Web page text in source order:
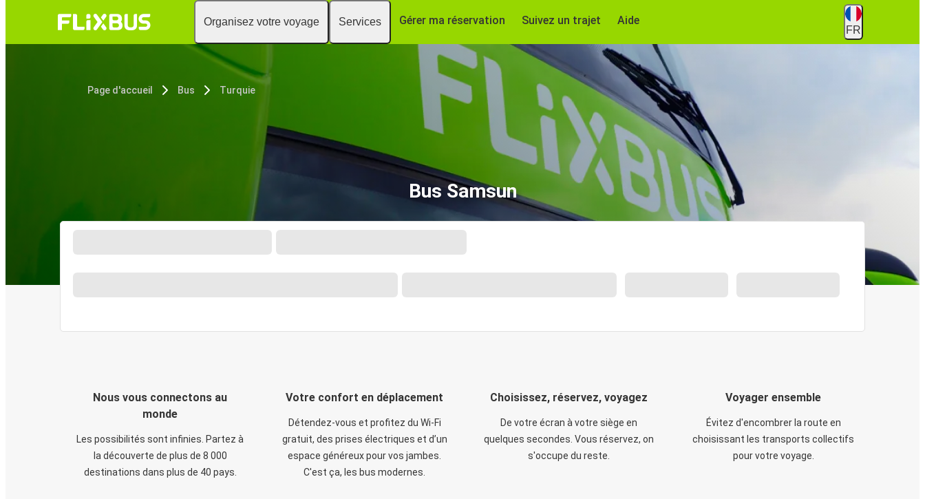
Organisez votre voyage Services Gérer ma réservation Suivez un trajet Aide
FR
Page d'accueil Bus Turquie
Bus Samsun
Nous vous connectons au
monde
Les possibilités sont infinies. Partez à
la découverte de plus de 8 000
destinations dans plus de 40 pays.
Votre confort en déplacement
Détendez-vous et profitez du Wi-Fi
gratuit, des prises électriques et d’un
espace généreux pour vos jambes.
C'est ça, les bus modernes.
Choisissez, réservez, voyagez
De votre écran à votre siège en
quelques secondes. Vous réservez, on
s'occupe du reste.
Voyager ensemble
Évitez d'encombrer la route en
choisissant les transports collectifs
pour votre voyage.